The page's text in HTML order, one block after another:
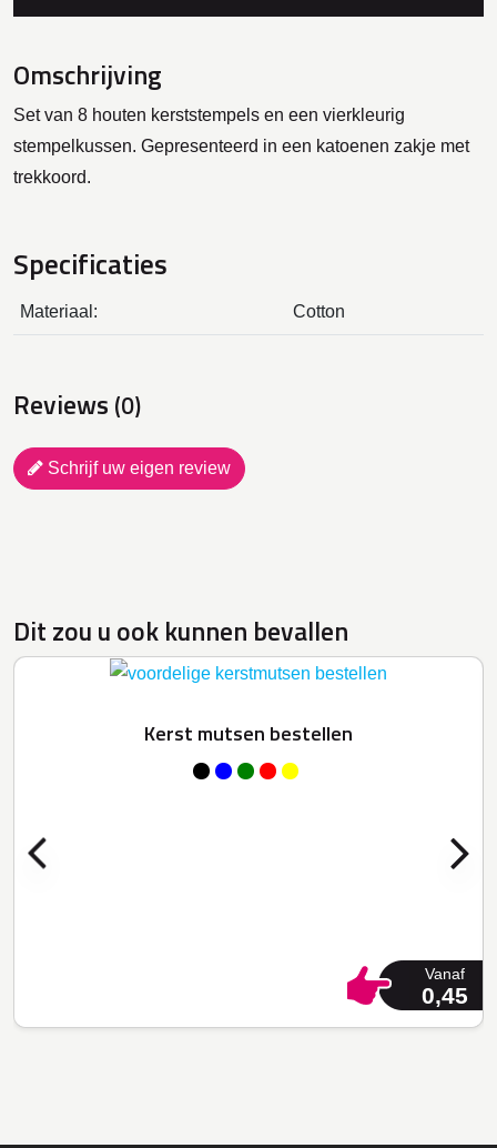
Omschrijving
Set van 8 houten kerststempels en een vierkleurig
stempelkussen. Gepresenteerd in een katoenen zakje met
trekkoord.
Specificaties
Materiaal: Cotton
Reviews (0)
Schrijf uw eigen review
Dit zou u ook kunnen bevallen
Kerst mutsen bestellen
Vanaf
0,45